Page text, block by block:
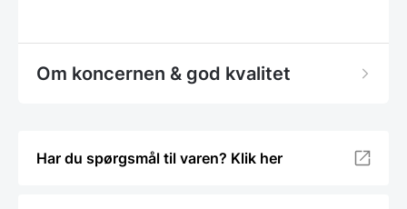
Om koncernen & god kvalitet
Har du spørgsmål til varen? Klik her